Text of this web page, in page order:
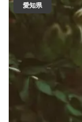
愛知県